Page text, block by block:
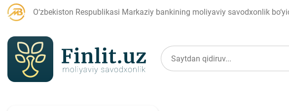
O‘zbekiston Respublikasi Markaziy bankining moliyaviy savodxonlik